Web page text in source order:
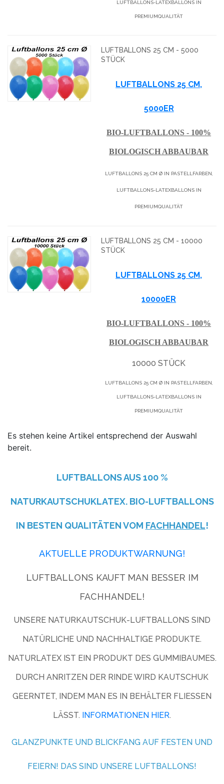
LUFTBALLONS-LATEXBALLONS IN
PREMIUMQUALITÄT
LUFTBALLONS 25 CM - 5000
STÜCK
LUFTBALLONS 25 CM,
5000ER
BIO-LUFTBALLONS - 100%
BIOLOGISCH ABBAUBAR
LUFTBALLONS 25 CM Ø IN PASTELLFARBEN,
LUFTBALLONS-LATEXBALLONS IN
PREMIUMQUALITÄT
LUFTBALLONS 25 CM - 10000
STÜCK
LUFTBALLONS 25 CM,
10000ER
BIO-LUFTBALLONS - 100%
BIOLOGISCH ABBAUBAR
10000 STÜCK
LUFTBALLONS 25 CM Ø IN PASTELLFARBEN,
LUFTBALLONS-LATEXBALLONS IN
PREMIUMQUALITÄT
Es stehen keine Artikel entsprechend der Auswahl
bereit.
LUFTBALLONS AUS100 %
NATURKAUTSCHUKLATEX. BIO-LUFTBALLONS
IN BESTEN QUALITÄTEN VOM FACHHANDEL!
AKTUELLE PRODUKTWARNUNG!
LUFTBALLONS KAUFT MAN BESSER IM
FACHHANDEL!
UNSERE NATURKAUTSCHUK-LUFTBALLONS SIND
NATÜRLICHE UND NACHHALTIGE PRODUKTE.
NATURLATEX IST EIN PRODUKT DES GUMMIBAUMES.
DURCH ANRITZEN DER RINDE WIRD KAUTSCHUK
GEERNTET, INDEM MAN ES IN BEHÄLTER FLIESSEN L
ÄSST. INFORMATIONEN HIER.
GLANZPUNKTE UND BLICKFANG AUF FESTEN UND
FEIERN! DAS SIND UNSERE LUFTBALLONS!